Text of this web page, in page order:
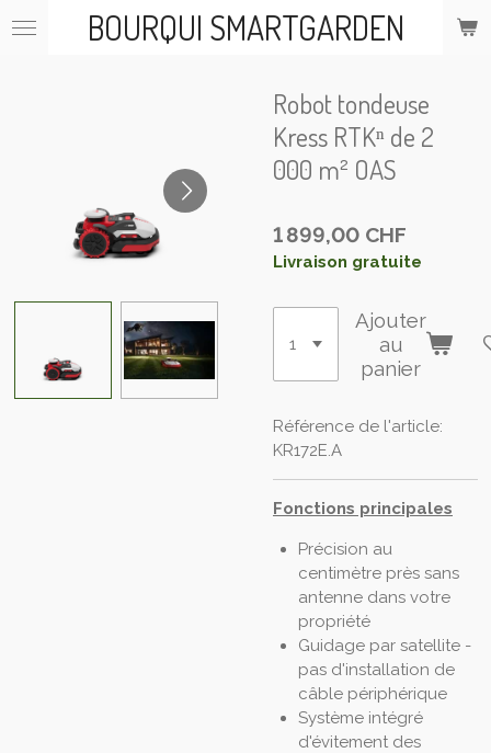
Passer
BOURQUI SMARTGARDEN
Robot tondeuse
Kress RTKⁿ de 2
000 m² OAS
1 899,00 CHF
Livraison gratuite
Ajouter
au
panier
Référence de l'article:
KR172E.A
Fonctions principales
Précision au
centimètre près sans
antenne dans votre
propriété
Guidage par satellite -
pas d'installation de
câble périphérique
Système intégré
d'évitement des